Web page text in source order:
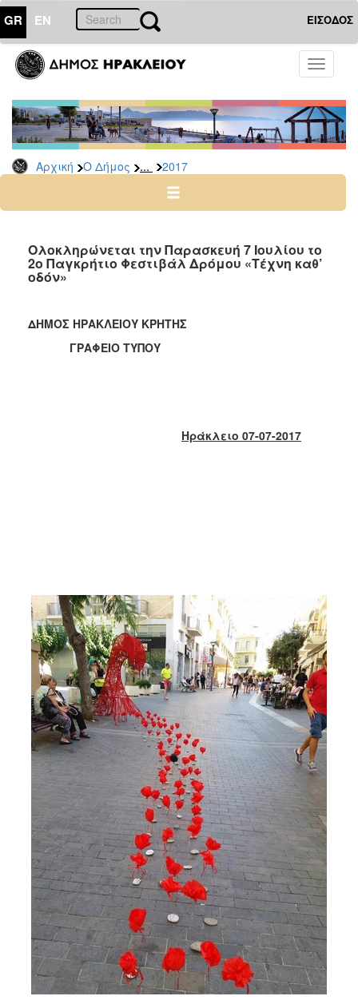
GR EN ΕΙΣΟΔΟΣ
Toggle
Αρχική Ο Δήμος ... 2017
ΔΗΜΟΣ
Δελτία
Τύπου
Αρχείο
2026
2024
2022
ΤΟΠΟΣ
ΠΟΛΙΤΙΣΜΟΣ
ΑΝΘΕΚΤΙΚΗ
ΠΟΛΗ
Ολοκληρώνεται την Παρασκευή 7 Ιουλίου το
2ο Παγκρήτιο Φεστιβάλ Δρόμου «Τέχνη καθ’
οδόν»
ΔΗΜΟΣ ΗΡΑΚΛΕΙΟΥ ΚΡΗΤΗΣ
ΓΡΑΦΕΙΟ ΤΥΠΟΥ
Ηράκλειο 07-07-2017